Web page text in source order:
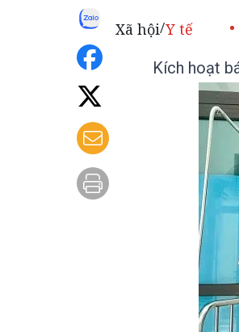
Xã hội/Y tế
Kích hoạt